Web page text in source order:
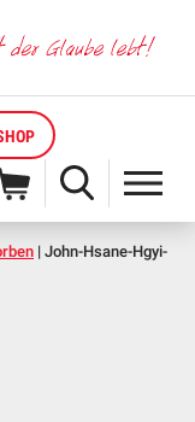
| John-Hsane-Hgyi-